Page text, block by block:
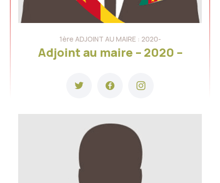
1ère ADJOINT AU MAIRE : 2020-
Adjoint au maire – 2020 –